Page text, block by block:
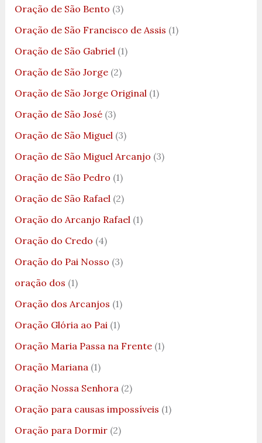
Oração de São Bento (3)
Oração de São Francisco de Assis (1)
Oração de São Gabriel(1)
Oração de São Jorge(2)
Oração de São Jorge Original(1)
Oração de São José(3)
Oração de São Miguel(3)
Oração de São Miguel Arcanjo (3)
Oração de São Pedro (1)
Oração de São Rafael(2)
Oração do Arcanjo Rafael(1)
Oração do Credo (4)
Oração do Pai Nosso (3)
oração dos (1)
Oração dos Arcanjos (1)
Oração Glória ao Pai(1)
Oração Maria Passa na Frente(1)
Oração Mariana(1)
Oração Nossa Senhora(2)
Oração para causas impossíveis (1)
Oração para Dormir(2)